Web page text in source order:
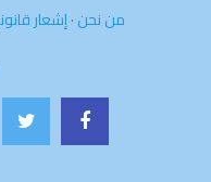
من نحن·إشعار